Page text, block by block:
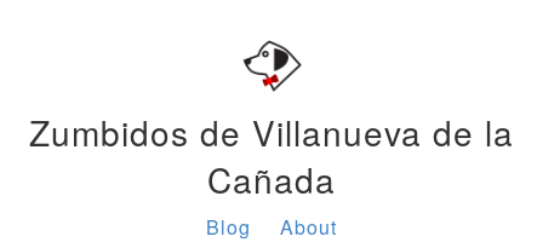
Zumbidos de Villanueva de la
Cañada
Blog About